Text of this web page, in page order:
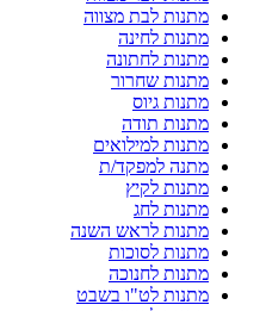
מתנות לבת מצווה
מתנות לחינה
מתנות לחתונה
מתנות שחרור
מתנות גיוס
מתנות תודה
מתנות למילואים
מתנה למפקד/ת
מתנות לקיץ
מתנות לחג
מתנות לראש השנה
מתנות לסוכות
מתנות לחנוכה
מתנות לט"ו בשבט